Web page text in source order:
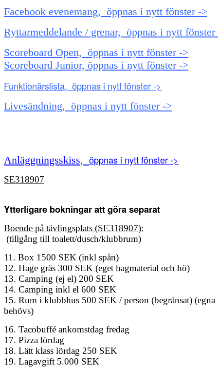
Facebook evenemang, öppnas i nytt fönster ->
Ryttarmeddelande / grenar, öppnas i nytt fönster
Scoreboard Open, öppnas i nytt fönster ->
Scoreboard Junior, öppnas i nytt fönster ->
Funktionärslista, öppnas i nytt fönster ->
Livesändning, öppnas i nytt fönster ->
Anläggningsskiss, öppnas i nytt fönster ->
SE318907
Ytterligare bokningar att göra separat
Boende på tävlingsplats (SE318907):
(tillgång till toalett/dusch/klubbrum)
11. Box 1500 SEK (inkl spån)
12. Hage gräs 300 SEK (eget hagmaterial och hö)
13. Camping (ej el) 200 SEK
14. Camping inkl el 600 SEK
15. Rum i klubbhus 500 SEK / person (begränsat) (egna
behövs)
16. Tacobuffé ankomstdag fredag
17. Pizza lördag
18. Lätt klass lördag 250 SEK
19. Lagavgift 5.000 SEK